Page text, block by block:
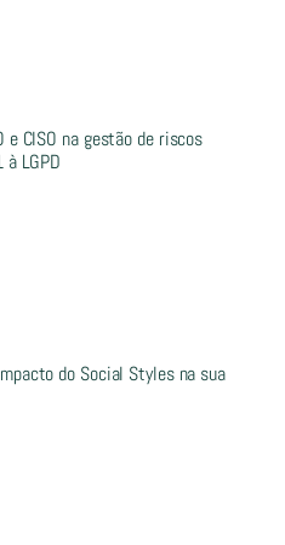
e CISO na gestão de riscos
LGPD
do Social Styles na sua